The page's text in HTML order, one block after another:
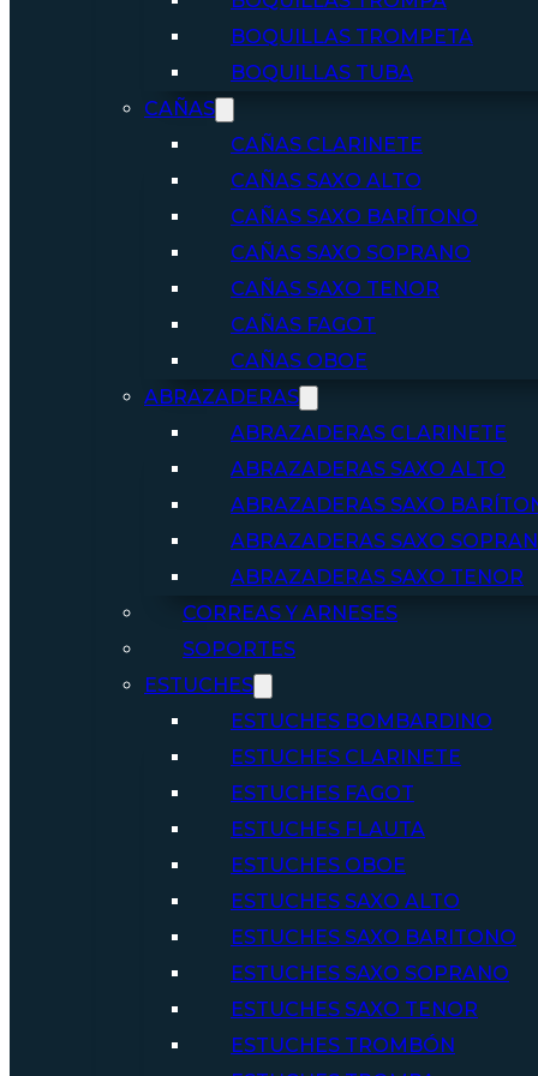
BOQUILLAS TROMPETA
BOQUILLAS TUBA
CAÑAS
CAÑAS CLARINETE
CAÑAS SAXO ALTO
CAÑAS SAXO BARÍTONO
CAÑAS SAXO SOPRANO
CAÑAS SAXO TENOR
CAÑAS FAGOT
CAÑAS OBOE
ABRAZADERAS
ABRAZADERAS CLARINETE
ABRAZADERAS SAXO ALTO
ABRAZADERAS SAXO
ABRAZADERAS SAXO
ABRAZADERAS SAXO TENOR
CORREAS Y ARNESES
SOPORTES
ESTUCHES
ESTUCHES BOMBARDINO
ESTUCHES CLARINETE
ESTUCHES FAGOT
ESTUCHES FLAUTA
ESTUCHES OBOE
ESTUCHES SAXO ALTO
ESTUCHES SAXO BARITONO
ESTUCHES SAXO SOPRANO
ESTUCHES SAXO TENOR
ESTUCHES TROMBÓN